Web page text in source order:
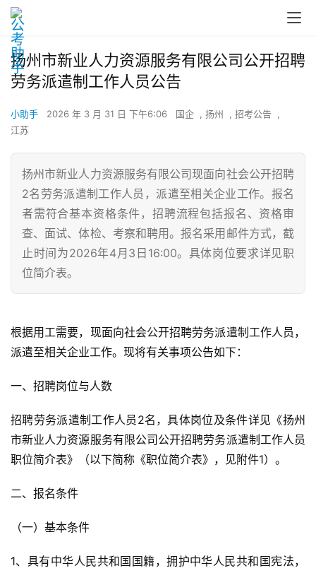
扬州市新业人力资源服务有限公司公开招聘
劳务派遣制工作人员公告
小助手 2026 年 3 月 31 日 下午6:06 国企 , 扬州 , 招考公告
,
江苏
扬州市新业人力资源服务有限公司现面向社会公开招聘
2名劳务派遣制工作人员，派遣至相关企业工作。报名
者需符合基本资格条件，招聘流程包括报名、资格审
查、面试、体检、考察和聘用。报名采用邮件方式，截
止时间为2026年4月3日16:00。具体岗位要求详见职
位简介表。
根据用工需要，现面向社会公开招聘劳务派遣制工作人员，
派遣至相关企业工作。现将有关事项公告如下：
一、招聘岗位与人数
招聘劳务派遣制工作人员2名，具体岗位及条件详见《扬州
市新业人力资源服务有限公司公开招聘劳务派遣制工作人员
职位简介表》（以下简称《职位简介表》，见附件1）。
二、报名条件
（一）基本条件
1、具有中华人民共和国国籍，拥护中华人民共和国宪法，